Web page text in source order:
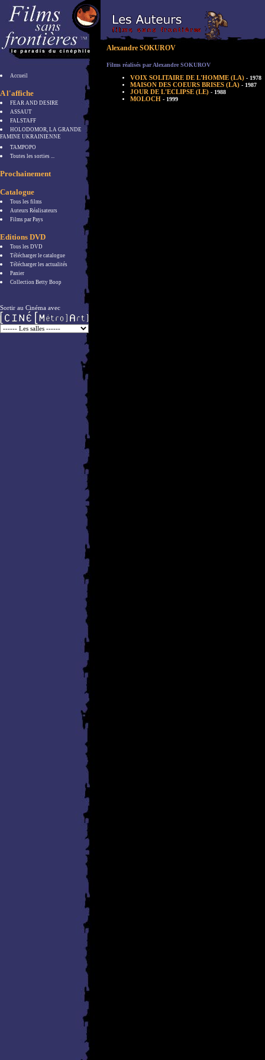
Accueil
A l'affiche
FEAR AND DESIRE
ASSAUT
FALSTAFF
HOLODOMOR, LA GRANDE
FAMINE UKRAINIENNE
TAMPOPO
Toutes les sorties ...
Prochainement
Catalogue
Tous les films
Auteurs Réalisateurs
Films par Pays
Editions DVD
Tous les DVD
Télécharger le catalogue
Télécharger les actualités
Panier
Collection Betty Boop
Sortir au Cinéma avec
Alexandre SOKUROV
Films réalisés par Alexandre SOKUROV
VOIX SOLITAIRE DE L'HOMME (LA) - 1978
MAISON DES COEURS BRISES (LA) - 1987
JOUR DE L'ECLIPSE (LE) - 1988
MOLOCH - 1999